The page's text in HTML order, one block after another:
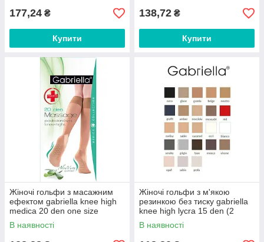
177,24 ₴
Купити
138,72 ₴
Купити
Жіночі гольфи з масажним
ефектом gabriella knee high
medica 20 den one size
В наявності
Жіночі гольфи з м'якою
резинкою без тиску gabriella
knee high lycra 15 den (2
пари) one size
В наявності